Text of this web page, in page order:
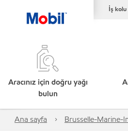
İş kolu
Aracınız için doğru yağı
bulun
Ana sayfa Brusselle-Marine-